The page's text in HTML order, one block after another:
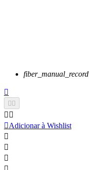
fiber_manual_record


 
Adicionar à Wishlist


